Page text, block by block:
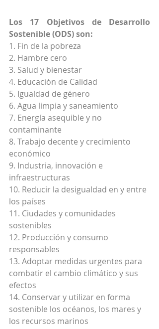
Los 17 Objetivos de Desarrollo
Sostenible (ODS) son:
1. Fin de la pobreza
2. Hambre cero
3. Salud y bienestar
4. Educación de Calidad
5. Igualdad de género
6. Agua limpia y saneamiento
7. Energía asequible y no
contaminante
8. Trabajo decente y crecimiento
económico
9. Industria, innovación e
infraestructuras
10. Reducir la desigualdad en y entre
los países
11. Ciudades y comunidades
sostenibles
12. Producción y consumo
responsables
13. Adoptar medidas urgentes para
combatir el cambio climático y sus
efectos
14. Conservar y utilizar en forma
sostenible los océanos, los mares y
los recursos marinos